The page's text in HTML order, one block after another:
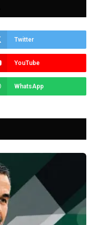
Twitter
YouTube
WhatsApp